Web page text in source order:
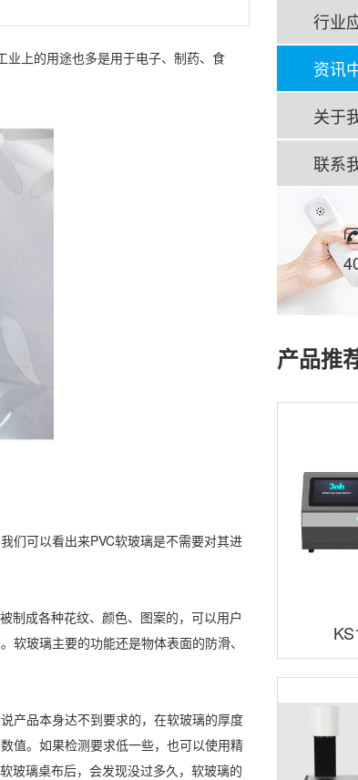
行业
资讯
关于
联系
产品推
业上的用途也多是用于电子、制药、食
们可以看出来PVC软玻璃是不需要对其进
制成各种花纹、颜色、图案的，可以用户
玻璃主要的功能还是物体表面的防滑、
产品本身达不到要求的，在软玻璃的厚度
值。如果检测要求低一些，也可以使用精
玻璃桌布后，会发现没过多久，软玻璃的